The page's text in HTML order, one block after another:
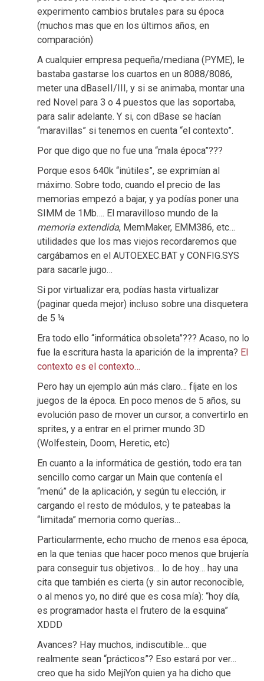
experimento cambios brutales para su época
(muchos mas que en los últimos años, en
comparación)
A cualquier empresa pequeña/mediana (PYME), le
bastaba gastarse los cuartos en un 8088/8086,
meter una dBaseII/III, y si se animaba, montar una
red Novel para 3 o 4 puestos que las soportaba,
para salir adelante. Y si, con dBase se hacían
“maravillas” si tenemos en cuenta “el contexto”.
Por que digo que no fue una “mala época”???
Porque esos 640k “inútiles”, se exprimían al
máximo. Sobre todo, cuando el precio de las
memorias empezó a bajar, y ya podías poner una
SIMM de 1Mb…. El maravilloso mundo de la
memoria extendida, MemMaker, EMM386, etc…
utilidades que los mas viejos recordaremos que
cargábamos en el AUTOEXEC.BAT y CONFIG.SYS
para sacarle jugo…
Si por virtualizar era, podías hasta virtualizar
(paginar queda mejor) incluso sobre una disquetera
de 5 ¼
Era todo ello “informática obsoleta”??? Acaso, no lo
fue la escritura hasta la aparición de la imprenta? El
contexto es el contexto…
Pero hay un ejemplo aún más claro… fíjate en los
juegos de la época. En poco menos de 5 años, su
evolución paso de mover un cursor, a convertirlo en
sprites, y a entrar en el primer mundo 3D
(Wolfestein, Doom, Heretic, etc)
En cuanto a la informática de gestión, todo era tan
sencillo como cargar un Main que contenía el
“menú” de la aplicación, y según tu elección, ir
cargando el resto de módulos, y te pateabas la
“limitada” memoria como querías…
Particularmente, echo mucho de menos esa época,
en la que tenias que hacer poco menos que brujería
para conseguir tus objetivos… lo de hoy… hay una
cita que también es cierta (y sin autor reconocible,
o al menos yo, no diré que es cosa mía): “hoy día,
es programador hasta el frutero de la esquina”
XDDD
Avances? Hay muchos, indiscutible… que
realmente sean “prácticos”? Eso estará por ver…
creo que ha sido MejiYon quien ya ha dicho que